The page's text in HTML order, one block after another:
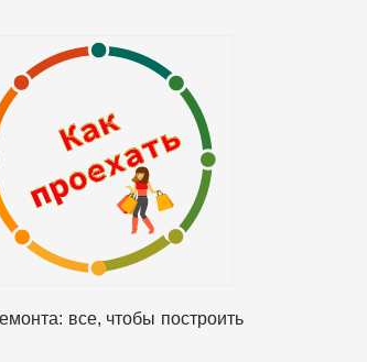
все, чтобы построить